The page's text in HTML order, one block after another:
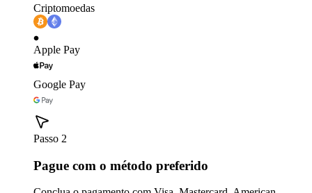
Criptomoedas
Apple Pay
Google Pay
Passo 2
Pague com o método preferido